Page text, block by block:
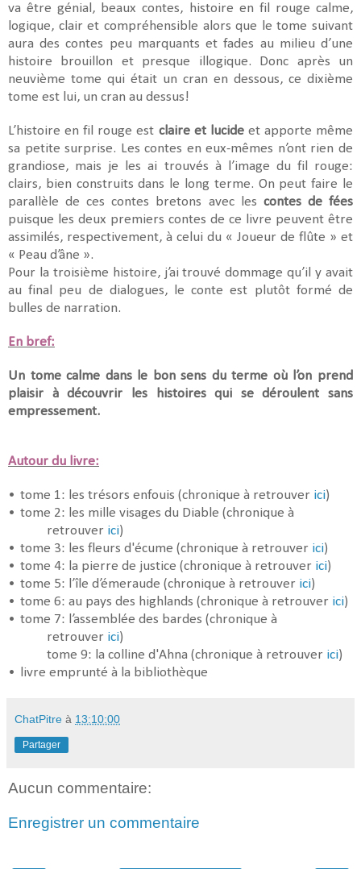
va être génial, beaux contes, histoire en fil rouge calme,
logique, clair et compréhensible alors que le tome suivant
aura des contes peu marquants et fades au milieu d’une
histoire brouillon et presque illogique. Donc après un
neuvième tome qui était un cran en dessous, ce dixième
tome est lui, un cran au dessus!
L’histoire en fil rouge est claire et lucideet apporte même
sa petite surprise. Les contes en eux-mêmes n’ont rien de
grandiose, mais je les ai trouvés à l’image du fil rouge:
clairs, bien construits dans le long terme. On peut faire le
parallèle de ces contes bretons avec les contes de fées
puisque les deux premiers contes de ce livre peuvent être
assimilés, respectivement, à celui du « Joueur de flûte » et
« Peau d’âne ».
Pour la troisième histoire, j’ai trouvé dommage qu’il y avait
au final peu de dialogues, le conte est plutôt formé de
bulles de narration.
En bref:
Un tome calme dans le bon sens du terme où l’on prend
plaisir à découvrir les histoires qui se déroulent sans
empressement.
Autour du livre:
• tome 1: les trésors enfouis (chronique à retrouver ici)
• tome 2: les mille visages du Diable (chronique à
retrouver ici)
• tome 3: les fleurs d'écume (chronique à retrouver ici)
• tome 4: la pierre de justice (chronique à retrouver ici)
• tome 5: l’île d’émeraude (chronique à retrouver ici)
• tome 6: au pays des highlands (chronique à retrouver ici)
• tome 7: l’assemblée des bardes (chronique à
retrouver ici)
tome 9: la colline d'Ahna (chronique à retrouver ici)
•
livre emprunté à la bibliothèque
ChatPitre à 13:10:00
Partager
Aucun commentaire:
Enregistrer un commentaire